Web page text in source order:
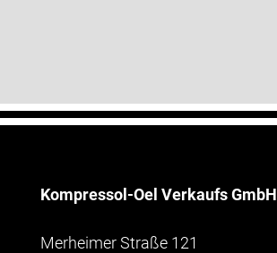
Kompressol-Oel Verkaufs GmbH
Merheimer Straße 121